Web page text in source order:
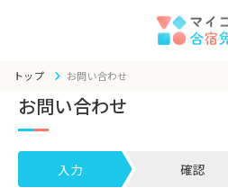
トップ お問い合わせ
お問い合わせ
入力 確認